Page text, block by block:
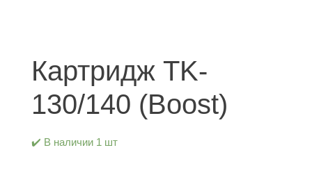
Картридж TK-
130/140 (Boost)
✔️ В наличии 1 шт